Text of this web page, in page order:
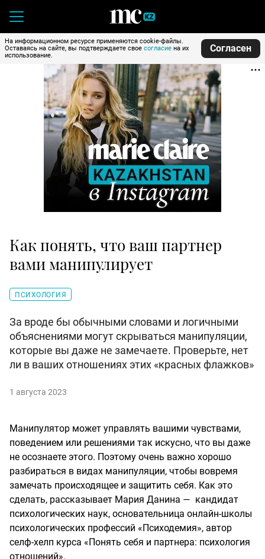
На информационном ресурсе применяются cookie-файлы.
Оставаясь на сайте, вы подтверждаете свое согласие на их
использование.
Согласен
Как понять, что ваш партнер
вами манипулирует
ПСИХОЛОГИЯ
За вроде бы обычными словами и логичными
объяснениями могут скрываться манипуляции,
которые вы даже не замечаете. Проверьте, нет
ли в ваших отношениях этих «красных флажков»
1 августа 2023
Манипулятор может управлять вашими чувствами,
поведением или решениями так искусно, что вы даже
не осознаете этого. Поэтому очень важно хорошо
разбираться в видах манипуляции, чтобы вовремя
замечать происходящее и защитить себя. Как это
сделать, рассказывает Мария Данина — кандидат
психологических наук, основательница онлайн-школы
психологических профессий «Психодемия», автор
селф-хелп курса «Понять себя и партнера: психология
отношений».